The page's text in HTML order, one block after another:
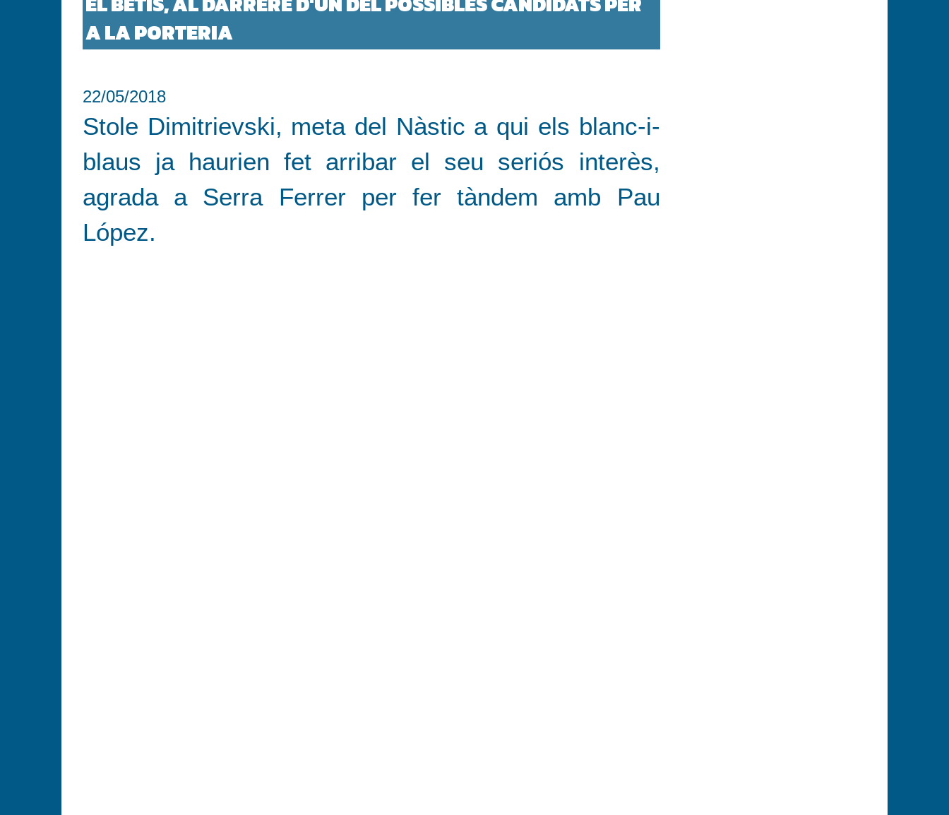
APLAUDIM; ALLÀ PERÒ NO ES PLANTEGEN ABANDONAR LA NAU, MENTRE
AQUÍ DESERTEM.
A LA PORTERIA
22/05/2018
Stole Dimitrievski, meta del Nàstic a qui els blanc-i-
blaus ja haurien fet arribar el seu seriós interès,
agrada a Serra Ferrer per fer tàndem amb Pau
López.